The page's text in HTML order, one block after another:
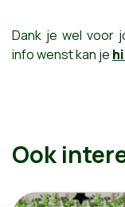
Dank je wel voor
info wenst kan je
Ook